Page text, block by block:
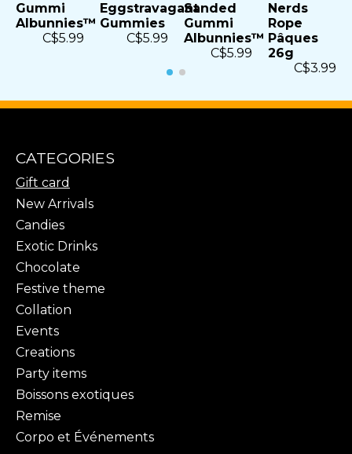
Gummi
Albunnies™
C$5.99
Eggstravagant
Gummies
C$5.99
Sanded
Gummi
Albunnies™
C$5.99
Nerds
Rope
Pâques
26g
C$3.99
CATEGORIES
Gift card
New Arrivals
Candies
Exotic Drinks
Chocolate
Festive theme
Collation
Events
Creations
Party items
Boissons exotiques
Remise
Corpo et Événements